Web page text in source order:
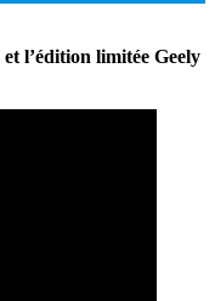
l’édition limitée Geely